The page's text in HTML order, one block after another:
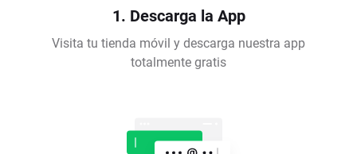
1. Descarga la App
Visita tu tienda móvil y descarga nuestra app
totalmente gratis